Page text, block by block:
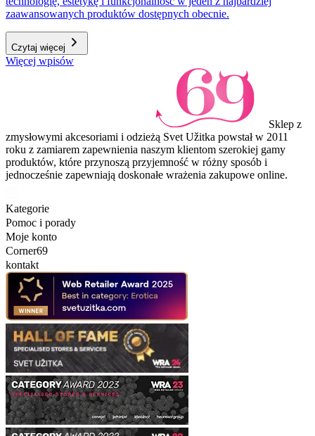
zaawansowanych produktów dostępnych obecnie.
Czytaj więcej
Więcej wpisów
Sklep z
zmysłowymi akcesoriami i odzieżą Svet Užitka powstał w 2011
roku z zamiarem zapewnienia naszym klientom szerokiej gamy
produktów, które przynoszą przyjemność w różny sposób i
jednocześnie zapewniają doskonałe wrażenia zakupowe online.
Kategorie
Pomoc i porady
Moje konto
Corner69
kontakt